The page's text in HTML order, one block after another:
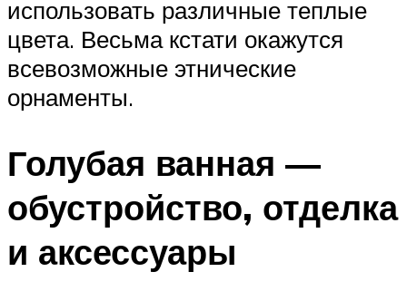
использовать различные теплые
цвета. Весьма кстати окажутся
всевозможные этнические
орнаменты.
Голубая ванная —
обустройство, отделка
и аксессуары